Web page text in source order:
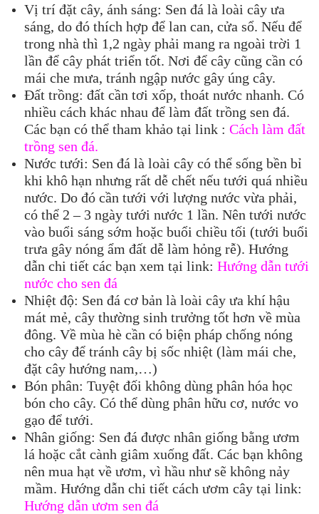
Vị trí đặt cây, ánh sáng: Sen đá là loài cây ưa
sáng, do đó thích hợp để lan can, cửa sổ. Nếu để
trong nhà thì 1,2 ngày phải mang ra ngoài trời 1
lần để cây phát triển tốt. Nơi để cây cũng cần có
mái che mưa, tránh ngập nước gây úng cây.
Đất trồng: đất cần tơi xốp, thoát nước nhanh. Có
nhiều cách khác nhau để làm đất trồng sen đá.
Các bạn có thể tham khảo tại link : Cách làm đất
trồng sen đá.
Nước tưới: Sen đá là loài cây có thể sống bền bỉ
khi khô hạn nhưng rất dễ chết nếu tưới quá nhiều
nước. Do đó cần tưới với lượng nước vừa phải,
có thể 2 – 3 ngày tưới nước 1 lần. Nên tưới nước
vào buổi sáng sớm hoặc buổi chiều tối (tưới buổi
trưa gây nóng ẩm đất dễ làm hỏng rễ). Hướng
dẫn chi tiết các bạn xem tại link: Hướng dẫn tưới
nước cho sen đá
Nhiệt độ: Sen đá cơ bản là loài cây ưa khí hậu
mát mẻ, cây thường sinh trưởng tốt hơn về mùa
đông. Về mùa hè cần có biện pháp chống nóng
cho cây để tránh cây bị sốc nhiệt (làm mái che,
đặt cây hướng nam,…)
Bón phân: Tuyệt đối không dùng phân hóa học
bón cho cây. Có thể dùng phân hữu cơ, nước vo
gạo để tưới.
Nhân giống: Sen đá được nhân giống bằng ươm
lá hoặc cắt cành giâm xuống đất. Các bạn không
nên mua hạt về ươm, vì hầu như sẽ không nảy
mầm. Hướng dẫn chi tiết cách ươm cây tại link:
Hướng dẫn ươm sen đá